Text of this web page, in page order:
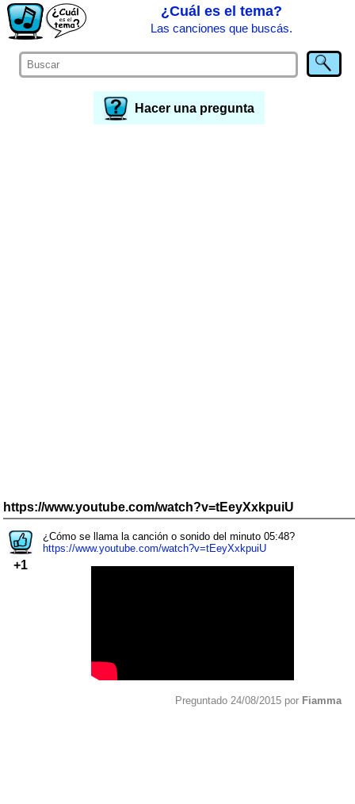
¿Cuál es el tema?
Las canciones que buscás.
Hacer una pregunta
https://www.youtube.com/watch?v=tEeyXxkpuiU
+1
¿Cómo se llama la canción o sonido del minuto 05:48?
https://www.youtube.com/watch?v=tEeyXxkpuiU
Preguntado 24/08/2015 por Fiamma